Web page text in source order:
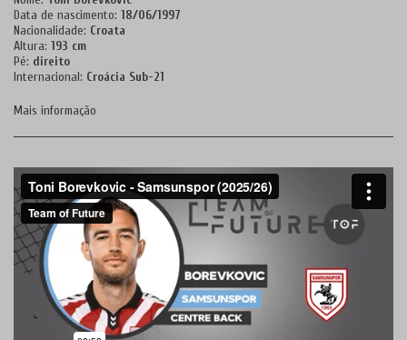
Data de nascimento: 18/06/1997
Nacionalidade: Croata
Altura: 193 cm
Pé: direito
Internacional: Croácia Sub-21
Mais informação